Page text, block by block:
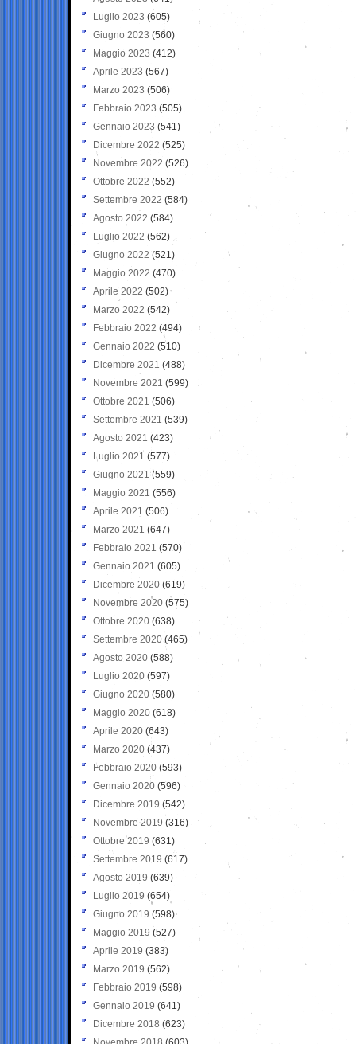
Luglio 2023 (605)
Giugno 2023 (560)
Maggio 2023 (412)
Aprile 2023 (567)
Marzo 2023 (506)
Febbraio 2023 (505)
Gennaio 2023 (541)
Dicembre 2022 (525)
Novembre 2022 (526)
Ottobre 2022 (552)
Settembre 2022 (584)
Agosto 2022 (584)
Luglio 2022 (562)
Giugno 2022 (521)
Maggio 2022 (470)
Aprile 2022 (502)
Marzo 2022 (542)
Febbraio 2022 (494)
Gennaio 2022 (510)
Dicembre 2021 (488)
Novembre 2021 (599)
Ottobre 2021 (506)
Settembre 2021 (539)
Agosto 2021 (423)
Luglio 2021 (577)
Giugno 2021(559)
Maggio 2021 (556)
Aprile 2021 (506)
Marzo 2021 (647)
Febbraio 2021 (570)
Gennaio 2021 (605)
Dicembre 2020 (619)
Novembre 2020 (575)
Ottobre 2020 (638)
Settembre 2020(465)
Agosto 2020 (588)
Luglio 2020 (597)
Giugno 2020 (580)
Maggio 2020 (618)
Aprile 2020 (643)
Marzo 2020 (437)
Febbraio 2020 (593)
Gennaio 2020 (596)
Dicembre 2019 (542)
Novembre 2019 (316)
Ottobre 2019 (631)
Settembre 2019 (617)
Agosto 2019 (639)
Luglio 2019 (654)
Giugno 2019 (598)
Maggio 2019 (527)
Aprile 2019 (383)
Marzo 2019 (562)
Febbraio 2019 (598)
Gennaio 2019 (641)
Dicembre 2018 (623)